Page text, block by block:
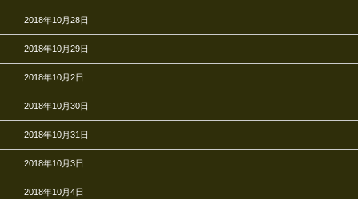
2018年10月28日
2018年10月29日
2018年10月2日
2018年10月30日
2018年10月31日
2018年10月3日
2018年10月4日